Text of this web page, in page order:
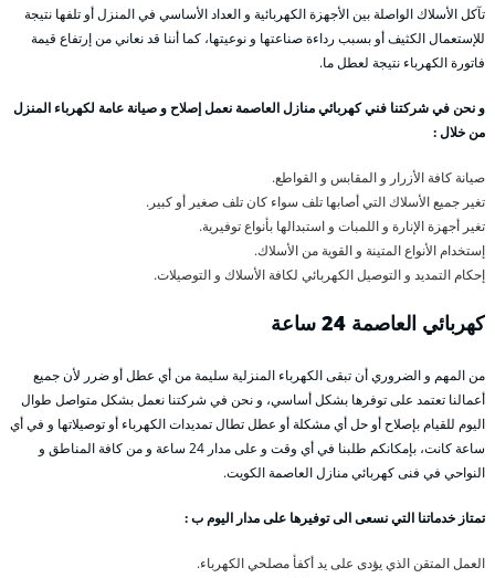
تآكل الأسلاك الواصلة بين الأجهزة الكهربائية و العداد الأساسي في المنزل أو تلفها نتيجة
للإستعمال الكثيف أو بسبب رداءة صناعتها و نوعيتها، كما أننا قد نعاني من إرتفاع قيمة
فاتورة الكهرباء نتيجة لعطل ما.
و نحن في شركتنا فني كهربائي منازل العاصمة نعمل إصلاح و صيانة عامة لكهرباء المنزل
من خلال :
صيانة كافة الأزرار و المقابس و القواطع.
تغير جميع الأسلاك التي أصابها تلف سواء كان تلف صغير أو كبير.
تغير أجهزة الإنارة و اللمبات و استبدالها بأنواع توفيرية.
إستخدام الأنواع المتينة و القوية من الأسلاك.
إحكام التمديد و التوصيل الكهربائي لكافة الأسلاك و التوصيلات.
كهربائي العاصمة 24 ساعة
من المهم و الضروري أن تبقى الكهرباء المنزلية سليمة من أي عطل أو ضرر لأن جميع
أعمالنا تعتمد على توفرها بشكل أساسي، و نحن في شركتنا نعمل بشكل متواصل طوال
اليوم للقيام بإصلاح أو حل أي مشكلة أو عطل تطال تمديدات الكهرباء أو توصيلاتها و في أي
ساعة كانت، بإمكانكم طلبنا في أي وقت و على مدار 24 ساعة و من كافة المناطق و
النواحي في فنى كهربائي منازل العاصمة الكويت.
تمتاز خدماتنا التي نسعى الى توفيرها على مدار اليوم ب :
العمل المتقن الذي يؤدى على يد أكفأ مصلحي الكهرباء.